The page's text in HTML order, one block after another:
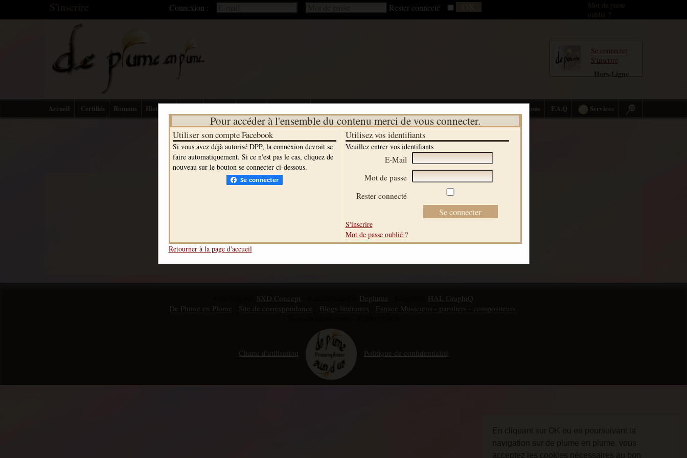
En cliquant sur OK ou en poursuivant la
navigation sur de plume en plume, vous
acceptez les cookies nécessaires au bon
S'inscrire Connexion : Rester connecté
Mot de passe
oublié ?
Se connecter
S'inscrire
Hors-Ligne
Accueil Certifiés Romans Histoires Citations F.A.Q Services
Pour accéder à l'ensemble du contenu merci de vous connecter.
Utiliser son compte Facebook
Si vous avez déjà autorisé DPP, la connexion devrait se
faire automatiquement. Si ce n'est pas le cas, cliquez de
nouveau sur le bouton se connecter ci-dessous.
Utilisez vos identifiants
Veuillez entrer vos identifiants
E-Mail
Mot de passe
Rester connecté
S'inscrire
Mot de passe oublié ?
Retourner à la page d'accueil
SXD Concept Deplume
HAL GraphiQ
De Plume en Plume
Site de correspondance Blogs littéraires
Espace Musiciens - paroliers - compositeurs.
Charte d'utilisation Politique de confidentialité